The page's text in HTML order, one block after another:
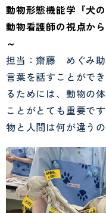
動物形態機能学『犬
動物看護師の視点か
～
担当：齋藤 めぐみ
言葉を話すことがで
るためには、動物の
ことがとても重要で
物と人間は何が違う